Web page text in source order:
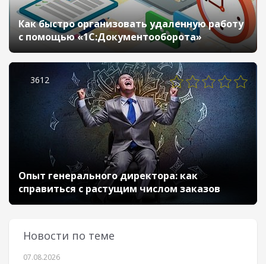
Как быстро организовать удаленную работу
с помощью «1С:Документооборота»
3612
Опыт генерального директора: как
справиться с растущим числом заказов
Новости по теме
07.08.2026